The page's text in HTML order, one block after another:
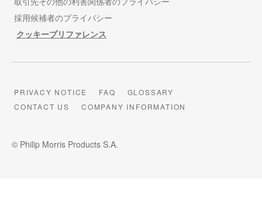
採用候補者のプライバシー
クッキープリファレンス
PRIVACY NOTICE FAQ
GLOSSARY
CONTACT US
COMPANY INFORMATION
© Philip Morris Products S.A.